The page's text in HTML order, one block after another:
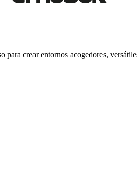
crear entornos acogedores,